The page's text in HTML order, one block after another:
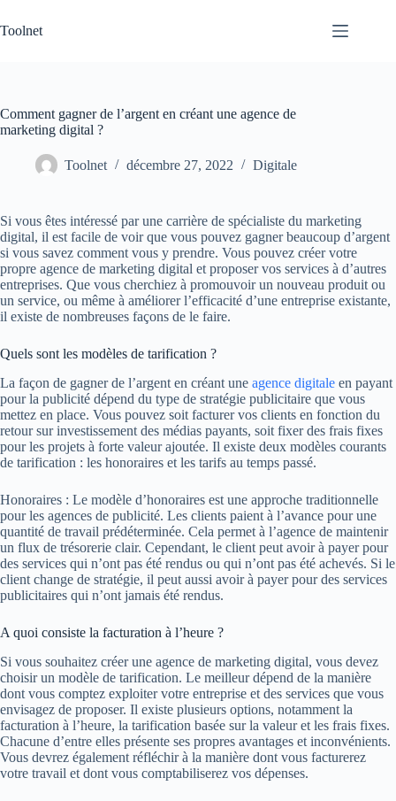
au
contenu
Toolnet
Comment gagner de l’argent en créant une agence de
marketing digital ?
Toolnet décembre 27, 2022 Digitale
Si vous êtes intéressé par une carrière de spécialiste du marketing
digital, il est facile de voir que vous pouvez gagner beaucoup d’argent
si vous savez comment vous y prendre. Vous pouvez créer votre
propre agence de marketing digital et proposer vos services à d’autres
entreprises. Que vous cherchiez à promouvoir un nouveau produit ou
un service, ou même à améliorer l’efficacité d’une entreprise existante,
il existe de nombreuses façons de le faire.
Quels sont les modèles de tarification ?
La façon de gagner de l’argent en créant une agence digitale en payant
pour la publicité dépend du type de stratégie publicitaire que vous
mettez en place. Vous pouvez soit facturer vos clients en fonction du
retour sur investissement des médias payants, soit fixer des frais fixes
pour les projets à forte valeur ajoutée. Il existe deux modèles courants
de tarification : les honoraires et les tarifs au temps passé.
Honoraires : Le modèle d’honoraires est une approche traditionnelle
pour les agences de publicité. Les clients paient à l’avance pour une
quantité de travail prédéterminée. Cela permet à l’agence de maintenir
un flux de trésorerie clair. Cependant, le client peut avoir à payer pour
des services qui n’ont pas été rendus ou qui n’ont pas été achevés. Si le
client change de stratégie, il peut aussi avoir à payer pour des services
publicitaires qui n’ont jamais été rendus.
A quoi consiste la facturation à l’heure ?
Si vous souhaitez créer une agence de marketing digital, vous devez
choisir un modèle de tarification. Le meilleur dépend de la manière
dont vous comptez exploiter votre entreprise et des services que vous
envisagez de proposer. Il existe plusieurs options, notamment la
facturation à l’heure, la tarification basée sur la valeur et les frais fixes.
Chacune d’entre elles présente ses propres avantages et inconvénients.
Vous devrez également réfléchir à la manière dont vous facturerez
votre travail et dont vous comptabiliserez vos dépenses.